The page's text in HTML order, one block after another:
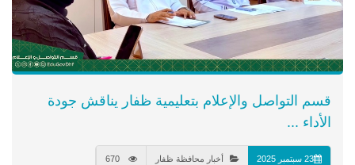
قسم التواصل والإعلام بتعليمية ظفار يناقش جودة
الأداء ...
23 سبتمبر 2025 أخبار محافظة ظفار